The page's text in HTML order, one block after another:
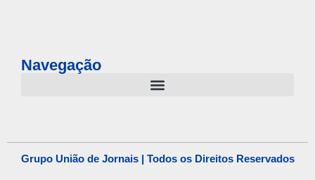
Navegação
Grupo União de Jornais | Todos os Direitos Reservados